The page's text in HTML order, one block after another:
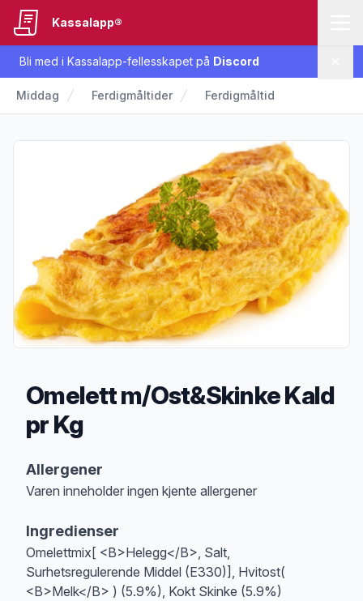
Bli med i Kassalapp-fellesskapet på Discord
Kassalapp®
Middag Ferdigmåltider Ferdigmåltid
Omelett m/Ost&Skinke Kald
pr Kg
Allergener
Varen inneholder ingen kjente allergener
Ingredienser
Omelettmix[ <B>Helegg</B>, Salt,
Surhetsregulerende Middel (E330)], Hvitost(
<B>Melk</B> ) (5.9%), Kokt Skinke (5.9%)